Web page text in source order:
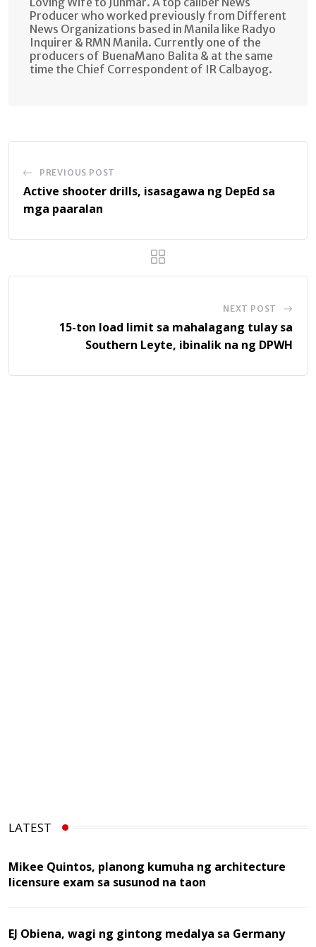
Producer who worked previously from Different
News Organizations based in Manila like Radyo
Inquirer & RMN Manila. Currently one of the
producers of BuenaMano Balita & at the same
time the Chief Correspondent of IR Calbayog.
PREVIOUS POST
Active shooter drills, isasagawa ng DepEd sa
mga paaralan
NEXT POST
15-ton load limit sa mahalagang tulay sa
Southern Leyte, ibinalik na ng DPWH
LATEST
Mikee Quintos, planong kumuha ng architecture
licensure exam sa susunod na taon
EJ Obiena, wagi ng gintong medalya sa Germany